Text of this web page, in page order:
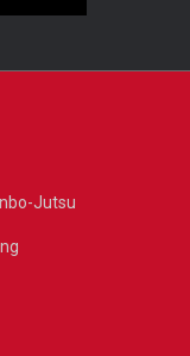
Jutsu